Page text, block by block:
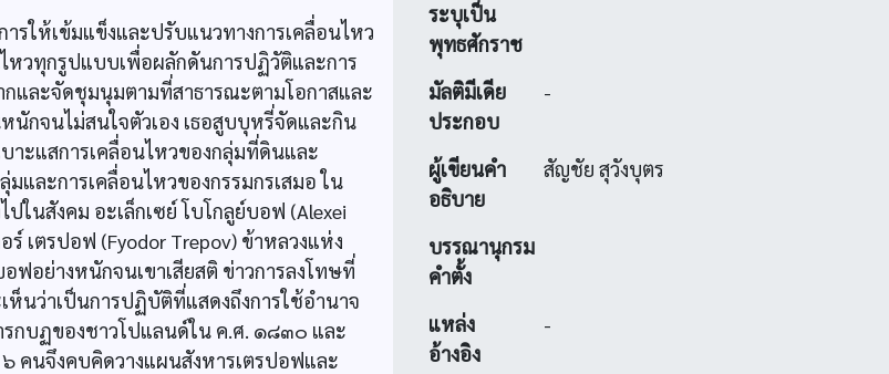
ให้เข้มแข็งและปรับแนวทางการเคลื่อนไหว
หวทุกรูปแบบเพื่อผลักดันการปฏิวัติและการ
กและจัดชุมนุมตามที่สาธารณะตามโอกาสและ
นักจนไม่สนใจตัวเอง เธอสูบบุหรี่จัดและกิน
าะแสการเคลื่อนไหวของกลุ่มที่ดินและ
และการเคลื่อนไหวของกรรมกรเสมอ ใน
ในสังคม อะเล็กเซย์ โบโกลูย์บอฟ (Alexei
เตรปอฟ (Fyodor Trepov) ข้าหลวงแห่ง
ฟอย่างหนักจนเขาเสียสติ ข่าวการลงโทษที่
นว่าเป็นการปฏิบัติที่แสดงถึงการใช้อำนาจ
รกบฏของชาวโปแลนด์ใน ค.ศ. ๑๘๓๐ และ
คนจึงคบคิดวางแผนสังหารเตรปอฟและ
ระบุเป็น
พุทธศักราช
มัลติมีเดีย
ประกอบ
-
ผู้เขียนคำ
อธิบาย
สัญชัย สุวังบุตร
บรรณานุกรม
คำตั้ง
แหล่ง
อ้างอิง
-